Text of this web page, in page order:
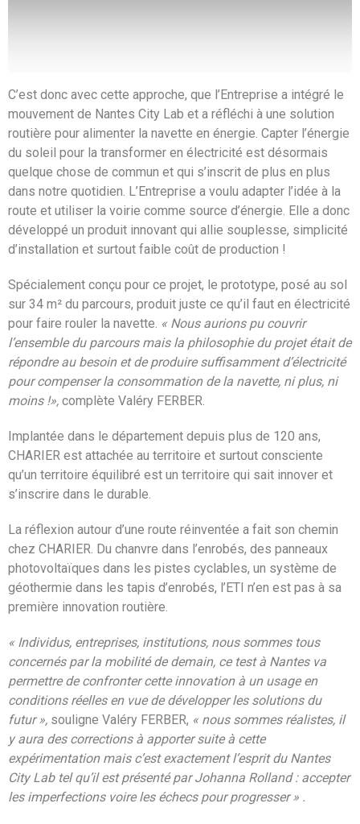
C’est donc avec cette approche, que l’Entreprise a intégré le
mouvement de Nantes City Lab et a réfléchi à une solution
routière pour alimenter la navette en énergie. Capter l’énergie
du soleil pour la transformer en électricité est désormais
quelque chose de commun et qui s’inscrit de plus en plus
dans notre quotidien. L’Entreprise a voulu adapter l’idée à la
route et utiliser la voirie comme source d’énergie. Elle a donc
développé un produit innovant qui allie souplesse, simplicité
d’installation et surtout faible coût de production !
Spécialement conçu pour ce projet, le prototype, posé au sol
sur 34 m² du parcours, produit juste ce qu’il faut en électricité
pour faire rouler la navette. « Nous aurions pu couvrir
l’ensemble du parcours mais la philosophie du projet était de
répondre au besoin et de produire suffisamment d’électricité
pour compenser la consommation de la navette, ni plus, ni
moins !», complète Valéry FERBER.
Implantée dans le département depuis plus de 120 ans,
CHARIER est attachée au territoire et surtout consciente
qu’un territoire équilibré est un territoire qui sait innover et
s’inscrire dans le durable.
La réflexion autour d’une route réinventée a fait son chemin
chez CHARIER. Du chanvre dans l’enrobés, des panneaux
photovoltaïques dans les pistes cyclables, un système de
géothermie dans les tapis d’enrobés, l’ETI n’en est pas à sa
première innovation routière.
« Individus, entreprises, institutions, nous sommes tous
concernés par la mobilité de demain, ce test à Nantes va
permettre de confronter cette innovation à un usage en
conditions réelles en vue de développer les solutions du
futur », souligne Valéry FERBER, « nous sommes réalistes, il
y aura des corrections à apporter suite à cette
expérimentation mais c’est exactement l’esprit du Nantes
City Lab tel qu’il est présenté par Johanna Rolland : accepter
les imperfections voire les échecs pour progresser » .